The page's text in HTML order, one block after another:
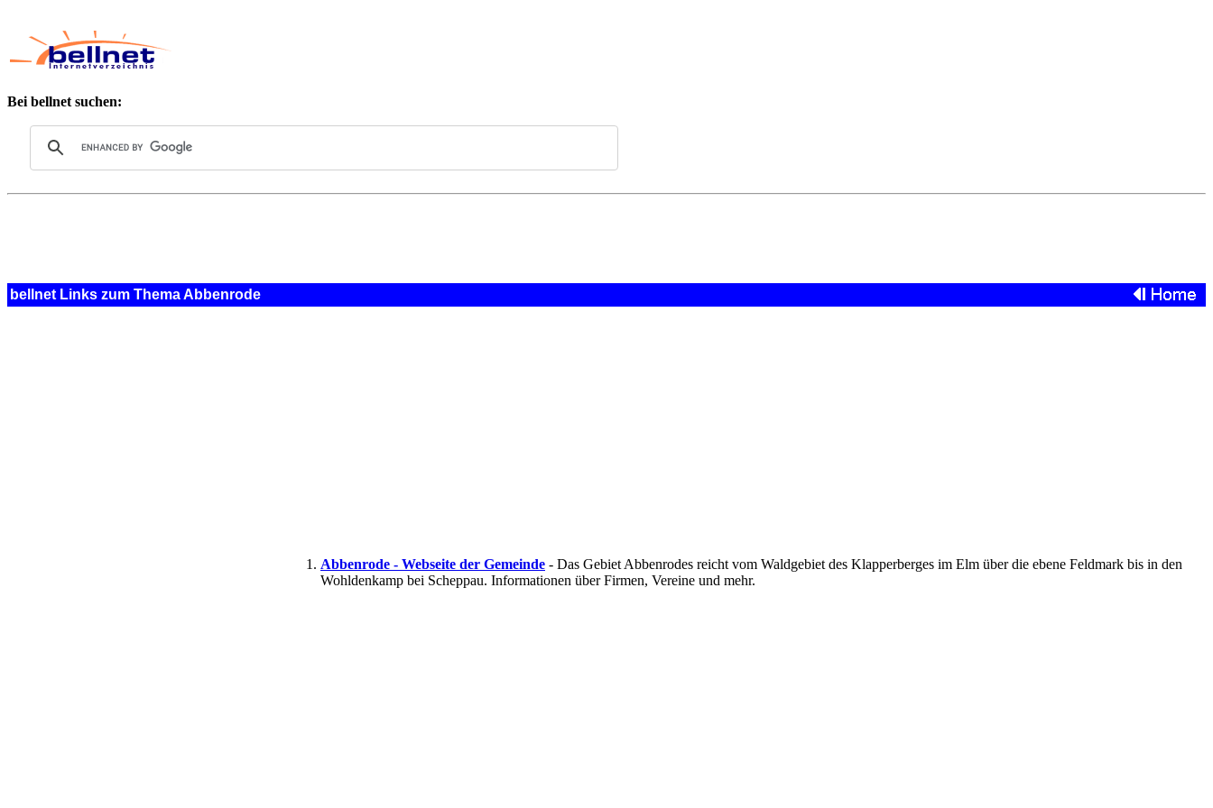
Bei bellnet suchen:
bellnet Links zum Thema Abbenrode
Abbenrode - Webseite der Gemeinde - Das Gebiet Abbenrodes reicht vom Waldgebiet des Klapperberges im Elm über die ebene Feldmark bis in den
Wohldenkamp bei Scheppau. Informationen über Firmen, Vereine und mehr.